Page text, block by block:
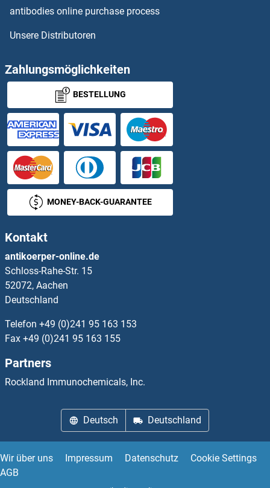
RBM3 ELISA Kits
RBM38 ELISA Kits
RBM9 ELISA Kits
RBMX ELISA Kits
RBP3 ELISA Kits
RBP4 ELISA Kits
RBPMS ELISA Kits
RBPMS2 ELISA Kits
RC3H1 ELISA Kits
RCAN1 ELISA Kits
RCAS1 ELISA Kits
RCBTB1 ELISA Kits
RCBTB2 ELISA Kits
RCL1 ELISA Kits
antibodies online purchase process
Unsere Distributoren
Zahlungsmöglichkeiten
BESTELLUNG
MONEY-BACK-GUARANTEE
Kontakt
antikoerper-online.de
Schloss-Rahe-Str. 15
52072, Aachen
Deutschland
Telefon +49 (0)241 95 163 153
Fax +49 (0)241 95 163 155
Partners
Rockland Immunochemicals, Inc.
Deutsch Deutschland
Wir über uns Impressum Datenschutz
Cookie Settings
AGB